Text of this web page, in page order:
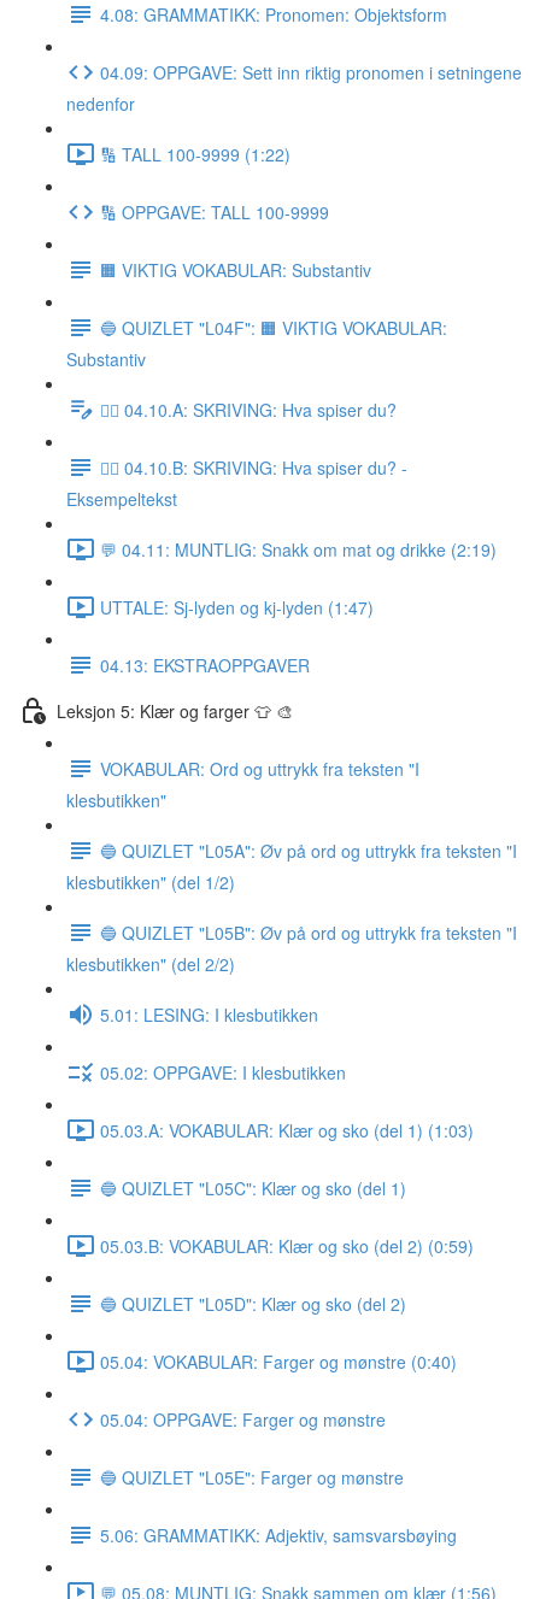
4.08: GRAMMATIKK: Pronomen: Objektsform
04.09: OPPGAVE: Sett inn riktig pronomen i setningene
nedenfor
🔢 TALL 100-9999 (1:22)
🔢 OPPGAVE: TALL 100-9999
🟧 VIKTIG VOKABULAR: Substantiv
🔵 QUIZLET "L04F": 🟧 VIKTIG VOKABULAR:
Substantiv
✍🏼 04.10.A: SKRIVING: Hva spiser du?
✍🏼 04.10.B: SKRIVING: Hva spiser du? -
Eksempeltekst
💬 04.11: MUNTLIG: Snakk om mat og drikke (2:19)
UTTALE: Sj-lyden og kj-lyden (1:47)
04.13: EKSTRAOPPGAVER
Leksjon 5: Klær og farger 👕 🎨
VOKABULAR: Ord og uttrykk fra teksten "I
klesbutikken"
🔵 QUIZLET "L05A": Øv på ord og uttrykk fra teksten "I
klesbutikken" (del 1/2)
🔵 QUIZLET "L05B": Øv på ord og uttrykk fra teksten "I
klesbutikken" (del 2/2)
5.01: LESING: I klesbutikken
05.02: OPPGAVE: I klesbutikken
05.03.A: VOKABULAR: Klær og sko (del 1) (1:03)
🔵 QUIZLET "L05C": Klær og sko (del 1)
05.03.B: VOKABULAR: Klær og sko (del 2) (0:59)
🔵 QUIZLET "L05D": Klær og sko (del 2)
05.04: VOKABULAR: Farger og mønstre (0:40)
05.04: OPPGAVE: Farger og mønstre
🔵 QUIZLET "L05E": Farger og mønstre
5.06: GRAMMATIKK: Adjektiv, samsvarsbøying
💬 05.08: MUNTLIG: Snakk sammen om klær (1:56)